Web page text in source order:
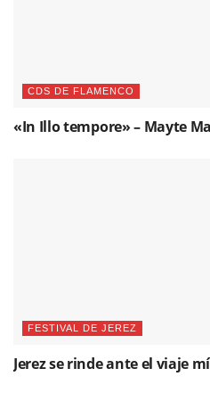
CDS DE FLAMENCO
«In Illo tempore» – Mayte
FESTIVAL DE JEREZ
Jerez se rinde ante el viaje